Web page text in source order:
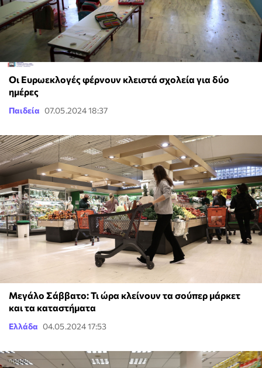
Οι Ευρωεκλογές φέρνουν κλειστά σχολεία για δύο
ημέρες
Παιδεία 07.05.2024 18:37
Μεγάλο Σάββατο: Τι ώρα κλείνουν τα σούπερ μάρκετ
και τα καταστήματα
Ελλάδα 04.05.2024 17:53